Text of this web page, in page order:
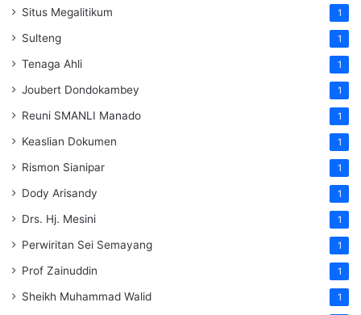
Situs Megalitikum 1
Sulteng 1
Tenaga Ahli 1
Joubert Dondokambey 1
Reuni SMANLI Manado 1
Keaslian Dokumen 1
Rismon Sianipar 1
Dody Arisandy 1
Drs. Hj. Mesini 1
Perwiritan Sei Semayang 1
Prof Zainuddin 1
Sheikh Muhammad Walid 1